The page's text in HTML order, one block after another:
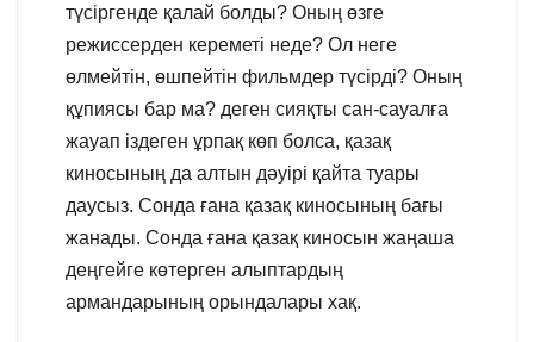
түсіргенде қалай болды? Оның өзге
режиссерден кереметі неде? Ол неге
өлмейтін, өшпейтін фильмдер түсірді? Оның
құпиясы бар ма? деген сияқты сан-сауалға
жауап іздеген ұрпақ көп болса, қазақ
киносының да алтын дәуірі қайта туары
даусыз. Сонда ғана қазақ киносының бағы
жанады. Сонда ғана қазақ киносын жаңаша
деңгейге көтерген алыптардың
армандарының орындалары хақ.